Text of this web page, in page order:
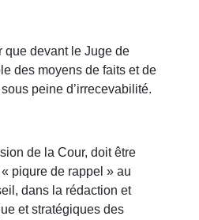
que devant le Juge de
des moyens de faits et de
peine d’irrecevabilité.
de la Cour, doit être
piqure de rappel » au
dans la rédaction et
et stratégiques des